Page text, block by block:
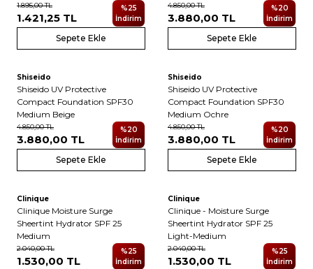
1.895,00TL
1.421,25 TL
%25
İndirim
Sepete Ekle
4.850,00TL
3.880,00 TL
%20
İndirim
Sepete Ekle
Yeni
Shiseido
Shiseido UV Protective
Compact Foundation SPF30
Medium Beige
4.850,00TL
3.880,00 TL
%20
İndirim
Sepete Ekle
Yeni
Shiseido
Shiseido UV Protective
Compact Foundation SPF30
Medium Ochre
4.850,00TL
3.880,00 TL
%20
İndirim
Sepete Ekle
Clinique
Clinique Moisture Surge
Sheertint Hydrator SPF 25
Medium
2.040,00TL
1.530,00 TL
%25
İndirim
Clinique
Clinique - Moisture Surge
Sheertint Hydrator SPF 25
Light-Medium
2.040,00TL
1.530,00 TL
%25
İndirim